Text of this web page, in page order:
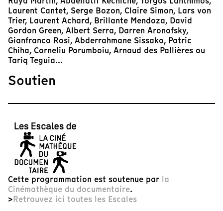
Laurent Cantet, Serge Bozon, Claire Simon, Lars von
Trier, Laurent Achard, Brillante Mendoza, David
Gordon Green, Albert Serra, Darren Aronofsky,
Gianfranco Rosi, Abderrahmane Sissako, Patric
Chiha, Corneliu Porumboiu, Arnaud des Pallières ou
Tariq Teguia...
Soutien
Cette programmation est soutenue par la
Cinémathèque du documentaire.
>Retrouvez ici toutes les Escales